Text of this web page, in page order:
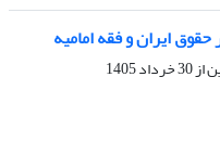
ایران و فقه امامیه
از30 خرداد 1405